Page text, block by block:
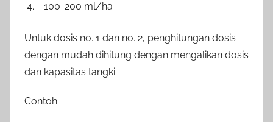
100-200 ml/ha
Untuk dosis no. 1 dan no. 2, penghitungan dosis
dengan mudah dihitung dengan mengalikan dosis
dan kapasitas tangki.
Contoh: